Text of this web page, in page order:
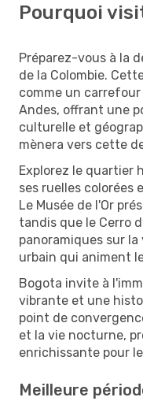
Pourquoi
Préparez-vous à la
de la Colombie.
comme un
Andes, offrant une
culturelle et
mènera vers cette
Explorez le quartier
ses ruelles colorées
Le Musée de l'Or
tandis que le Cerro
panoramiques sur
urbain qui animent
Bogota invite à
vibrante et une
point de
et la vie nocturne,
enrichissante pour
Meilleure